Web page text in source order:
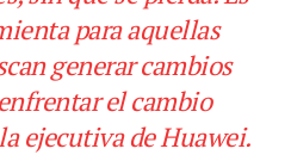
para aquellas
generar cambios
el cambio
ejecutiva de Huawei.